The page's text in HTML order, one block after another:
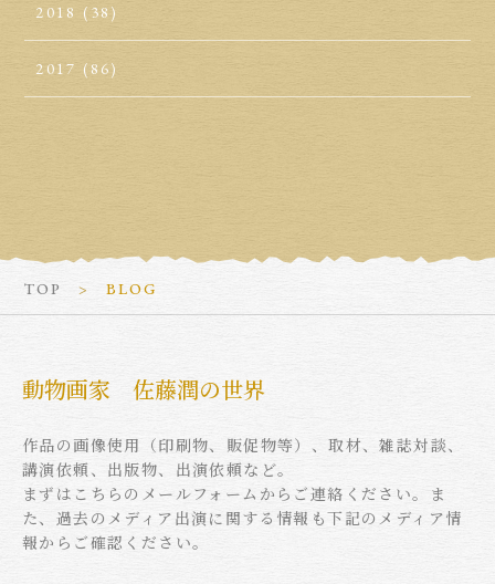
2018 (38)
2017 (86)
TOP BLOG
動物画家 佐藤潤の世界
作品の画像使用（印刷物、販促物等）、取材、雑誌対談、
講演依頼、出版物、出演依頼など。
まずはこちらのメールフォームからご連絡ください。ま
た、過去のメディア出演に関する情報も下記のメディア情
報からご確認ください。